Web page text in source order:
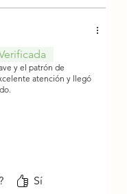
y el patrón de
atención y llegó
Sí